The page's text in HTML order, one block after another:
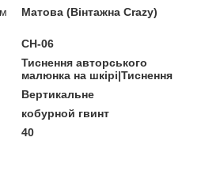
Матова (Вінтажна Crazy)
CH-06
Тиснення авторського
малюнка на шкірі|Тиснення
Вертикальне
кобурной гвинт
40